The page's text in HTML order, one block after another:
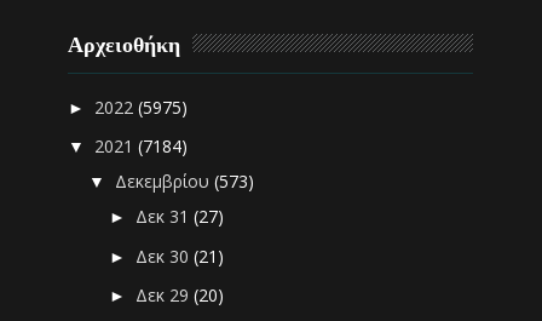
Αρχειοθήκη
► 2022(5975)
▼ 2021(7184)
▼ Δεκεμβρίου(573)
► Δεκ 31(27)
► Δεκ 30(21)
► Δεκ 29(20)